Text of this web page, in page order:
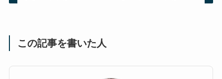
この記事を書いた人